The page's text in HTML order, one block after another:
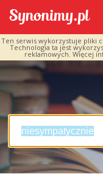
Ten serwis wykorzystuje pliki
Technologia ta jest
reklamowych. Więcej